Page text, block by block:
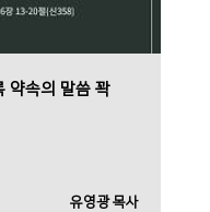
약속의 말씀 꽉
유영광 목사